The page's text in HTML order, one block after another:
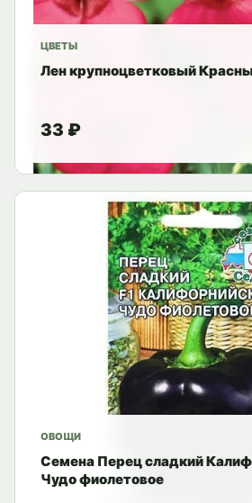
ЦВЕТЫ
Лен крупноцветковый
33 ₽
ОВОЩИ
Семена Перец сладкий
Чудо фиолетовое